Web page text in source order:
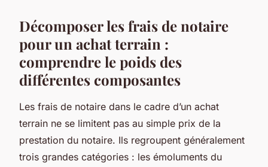
Décomposer les frais de notaire
pour un achat terrain :
comprendre le poids des
différentes composantes
Les frais de notaire dans le cadre d’un achat
terrain ne se limitent pas au simple prix de la
prestation du notaire. Ils regroupent généralement
trois grandes catégories : les émoluments du